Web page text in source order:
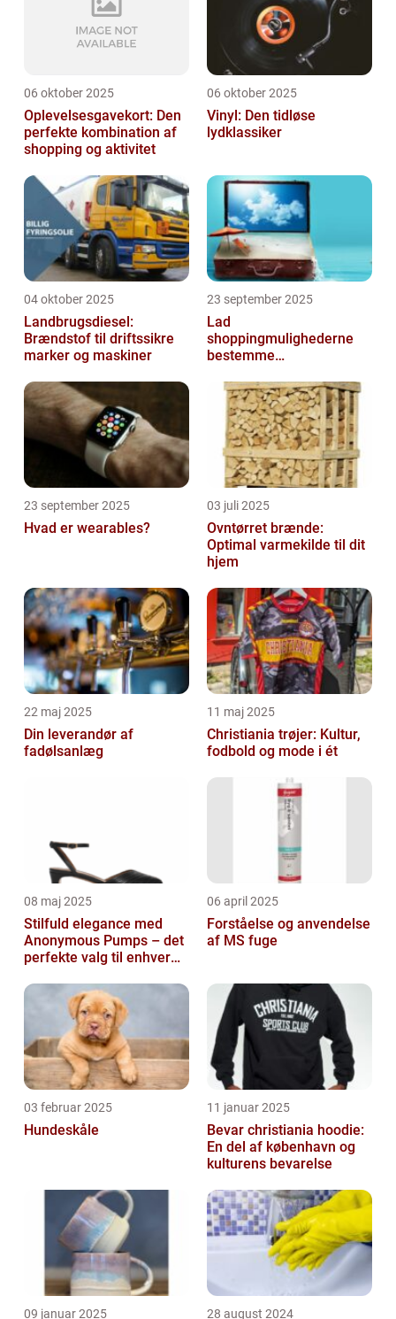
06 oktober 2025
Oplevelsesgavekort: Den
perfekte kombination af
shopping og aktivitet
06 oktober 2025
Vinyl: Den tidløse
lydklassiker
04 oktober 2025
Landbrugsdiesel:
Brændstof til driftssikre
marker og maskiner
23 september 2025
Lad
shoppingmulighederne
bestemme
23 september 2025
Hvad er wearables?
03 juli 2025
Ovntørret brænde:
Optimal varmekilde til dit
hjem
22 maj 2025
Din leverandør af
fadølsanlæg
11 maj 2025
Christiania trøjer: Kultur,
fodbold og mode i ét
08 maj 2025
Stilfuld elegance med
Anonymous Pumps – det
perfekte valg til enhver
06 april 2025
Forståelse og anvendelse
af MS fuge
03 februar 2025
Hundeskåle
11 januar 2025
Bevar christiania hoodie:
En del af københavn og
kulturens bevarelse
09 januar 2025 28 august 2024